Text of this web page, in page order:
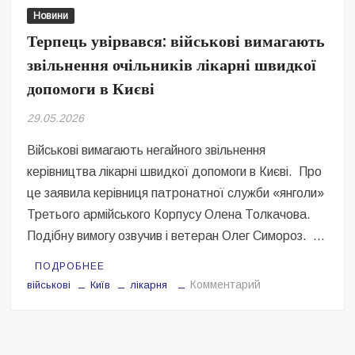
Безугла закликає валити Сирського
Світові бренди одягу та взуття: розвиток ринку та вплив на
сучасну моду
Командувач ВМС Неїжпапа закликав не дестабілізувати ситуацію
навколо керівництва армії
Новини
Терпець увірвався: військові вимагають
звільнення очільників лікарні швидкої
допомоги в Києві
29.05.2026
Військові вимагають негайного звільнення
керівництва лікарні швидкої допомоги в Києві. Про
це заявила керівниця патронатної служби «янголи»
Третього армійського Корпусу Олена Толкачова.
Подібну вимогу озвучив і ветеран Олег Симороз. …
ПОДРОБНЕЕ
військові Київ лікарня Комментарий